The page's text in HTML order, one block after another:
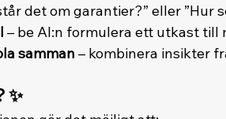
det om garantier?” eller ”Hur
– be AI:n formulera ett utkast till
samman – kombinera insikter
✨